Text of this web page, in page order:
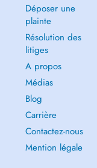
Déposer une
plainte
Résolution des
litiges
A propos
Médias
Blog
Carrière
Contactez-nous
Mention légale